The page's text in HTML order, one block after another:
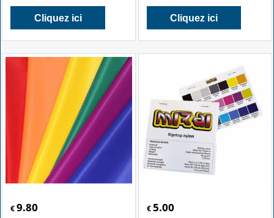
Cliquez ici Cliquez ici
€ 9.80
€5.00